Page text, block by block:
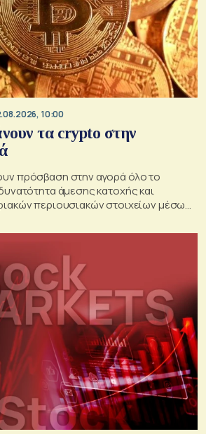
10:00
τα crypto στην
πρόσβαση στην αγορά όλο το
άμεσης κατοχής και
περιουσιακών στοιχείων μέσω